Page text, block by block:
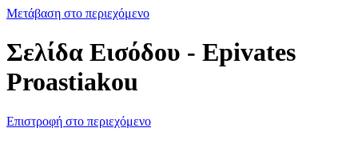
Μετάβαση στο περιεχόμενο
Σελίδα Εισόδου - Epivates
Proastiakou
Επιστροφή στο περιεχόμενο